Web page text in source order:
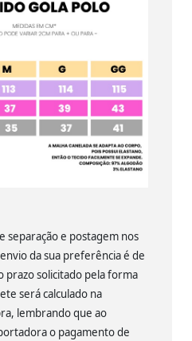
separação e postagem nos
da sua preferência é de
prazo solicitado pela forma
será calculado na
lembrando que ao
o pagamento de